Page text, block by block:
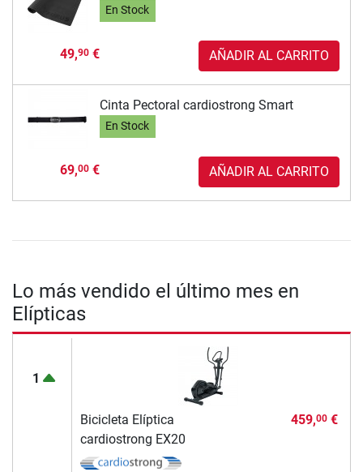
En Stock
49,90€ AÑADIR AL CARRITO
Cinta Pectoral cardiostrong Smart
En Stock
69,00€ AÑADIR AL CARRITO
Lo más vendido el último mes en
Elípticas
1
Bicicleta Elíptica
cardiostrong EX20
459,00€